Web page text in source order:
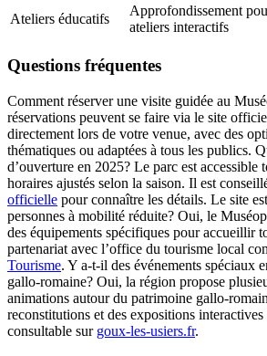
Ateliers éducatifs
Approfondissement
ateliers interactifs
Questions fréquentes
Comment réserver une visite guidée au
réservations peuvent se faire via le site
directement lors de votre venue, avec des
thématiques ou adaptées à tous les publics.
d’ouverture en 2025? Le parc est accessible
horaires ajustés selon la saison. Il est
officielle pour connaître les détails. Le site
personnes à mobilité réduite? Oui, le
des équipements spécifiques pour accueillir
partenariat avec l’office du tourisme local
Tourisme. Y a-t-il des événements spéciaux
gallo-romaine? Oui, la région propose
animations autour du patrimoine gallo-
reconstitutions et des expositions
consultable sur goux-les-usiers.fr.